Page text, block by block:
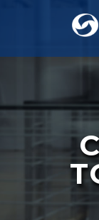
A EMPRESA
PRODUTOS
CONTATO
COTAÇÃO